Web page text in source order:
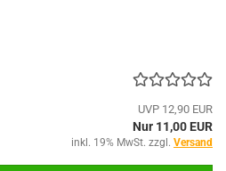
UVP 12,90 EUR
Nur 11,00 EUR
inkl. 19% MwSt. zzgl. Versand